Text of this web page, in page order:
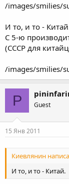
/images/smilies/
И то, и то -
С 5-ю
(СССР для
/images/smilies/
P Guest
15 Янв 2011
Киевлянин
И то, и то - Китай.